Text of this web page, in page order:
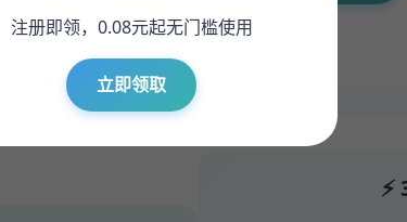
* 钻石会员低至0.065元/单，充值赠送可叠加
注册即领，0.08元起无门槛使用
立即领取